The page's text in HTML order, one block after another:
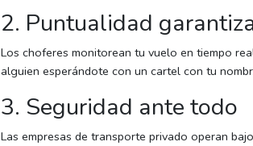
2. Puntualidad
Los choferes monitorean tu vuelo en tiempo
alguien esperándote con un cartel con tu
3. Seguridad ante todo
Las empresas de transporte privado operan